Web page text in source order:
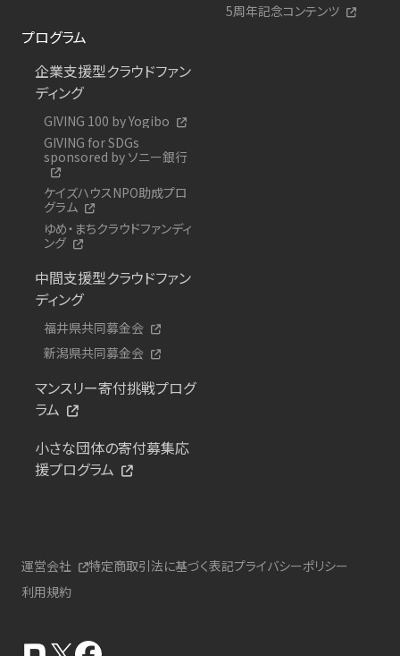
5周年記念コンテンツ
プログラム
企業支援型クラウドファン
ディング
GIVING 100 by Yogibo
GIVING for SDGs
sponsored by ソニー銀行
ケイズハウスNPO助成プロ
グラム
ゆめ・まちクラウドファンディ
ング
中間支援型クラウドファン
ディング
福井県共同募金会
新潟県共同募金会
マンスリー寄付挑戦プログ
ラム
小さな団体の寄付募集応
援プログラム
運営会社 特定商取引法に基づく表記プライバシーポリシー
利用規約